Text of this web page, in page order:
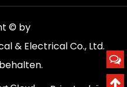
© by
& Electrical Co., Ltd.